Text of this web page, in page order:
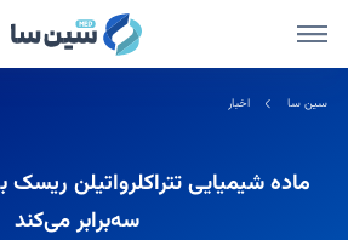
سین سا اخبار
ماده شیمیایی تتراکلرواتیلن ریسک
سه‌برابر می‌کند